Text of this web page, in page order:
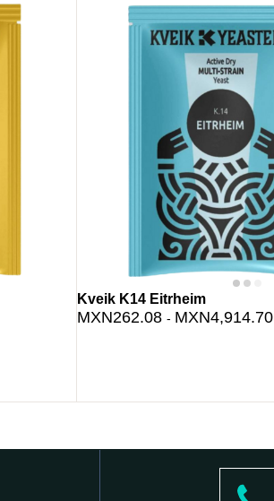
Kveik K14 Eitrheim
MXN262.08- MXN4,914.70